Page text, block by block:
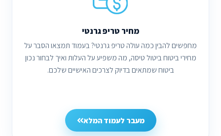
מחיר טריפ גרנטי
מחפשים להבין כמה עולה טריפ גרנטי? בעמוד תמצאו הסבר על
מחירי ביטוח ביטול טיסה, מה משפיע על העלות ואיך לבחור נכון
ביטוח שמתאים בדיוק לצרכים האישיים שלכם.
מעבר לעמוד המלא